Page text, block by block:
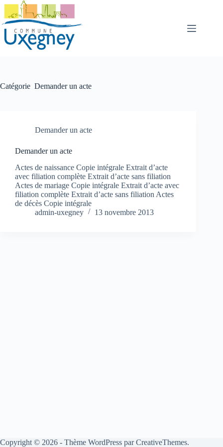
Passer
contenu
Catégorie Demander un acte
Demander un acte
Demander un acte
Actes de naissance Copie intégrale Extrait d’acte
avec filiation complète Extrait d’acte sans filiation
Actes de mariage Copie intégrale Extrait d’acte avec
filiation complète Extrait d’acte sans filiation Actes
de décès Copie intégrale
admin-uxegney
13 novembre 2013
Copyright © 2026 - Thème WordPress parCreativeThemes.